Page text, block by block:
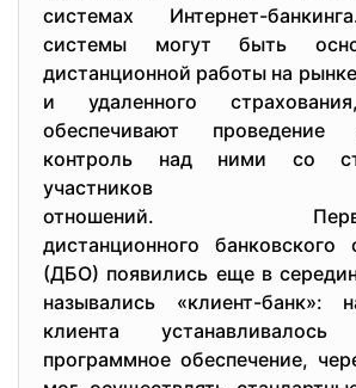
системах Интернет-
системы могут быть
дистанционной работы на
и удаленного
обеспечивают
контроль над ними со
участников
отношений. Первые
дистанционного банковского
(ДБО) появились еще в
назывались «клиент-банк»:
клиента устанавливалось
программное обеспечение,